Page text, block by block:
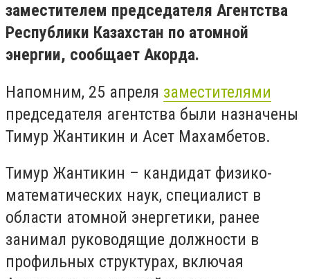
заместителем председателя Агентства
Республики Казахстан по атомной
энергии, сообщает Акорда.
Напомним, 25 апреля заместителями
председателя агентства были назначены
Тимур Жантикин и Асет Махамбетов.
Тимур Жантикин – кандидат физико-
математических наук, специалист в
области атомной энергетики, ранее
занимал руководящие должности в
профильных структурах, включая